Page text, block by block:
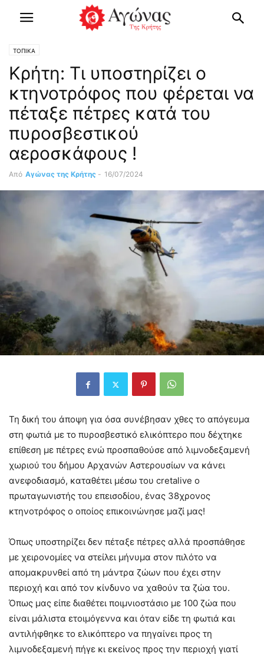
ΤΟΠΙΚΑ
Κρήτη: Τι υποστηρίζει ο
κτηνοτρόφος που φέρεται να
πέταξε πέτρες κατά του
πυροσβεστικού
αεροσκάφους !
Από Αγώνας της Κρήτης - 16/07/2024
Τη δική του άποψη για όσα συνέβησαν χθες το απόγευμα
στη φωτιά με το πυροσβεστικό ελικόπτερο που δέχτηκε
επίθεση με πέτρες ενώ προσπαθούσε από λιμνοδεξαμενή
χωριού του δήμου Αρχανών Αστερουσίων να κάνει
ανεφοδιασμό, καταθέτει μέσω του cretalive ο
πρωταγωνιστής του επεισοδίου, ένας 38χρονος
κτηνοτρόφος ο οποίος επικοινώνησε μαζί μας!
Όπως υποστηρίζει δεν πέταξε πέτρες αλλά προσπάθησε
με χειρονομίες να στείλει μήνυμα στον πιλότο να
απομακρυνθεί από τη μάντρα ζώων που έχει στην
περιοχή και από τον κίνδυνο να χαθούν τα ζώα του.
Όπως μας είπε διαθέτει ποιμνιοστάσιο με 100 ζώα που
είναι μάλιστα ετοιμόγεννα και όταν είδε τη φωτιά και
αντιλήφθηκε το ελικόπτερο να πηγαίνει προς τη
λιμνοδεξαμενή πήγε κι εκείνος προς την περιοχή γιατί